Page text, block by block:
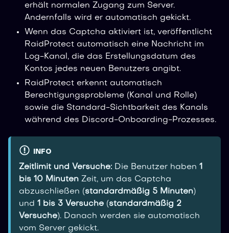
erhält normalen Zugang zum Server.
Andernfalls wird er automatisch gekickt.
Wenn das Captcha aktiviert ist, veröffentlicht
RaidProtect automatisch eine Nachricht im
Log-Kanal, die das Erstellungsdatum des
Kontos jedes neuen Benutzers angibt.
RaidProtect erkennt automatisch
Berechtigungsprobleme (Kanal und Rolle)
sowie die Standard-Sichtbarkeit des Kanals
während des Discord-Onboarding-Prozesses.
INFO
Zeitlimit und Versuche: Die Benutzer haben 1
bis 10 Minuten Zeit, um das Captcha
abzuschließen (standardmäßig 5 Minuten)
und 1 bis 3 Versuche (standardmäßig 2
Versuche). Danach werden sie automatisch
vom Server gekickt.